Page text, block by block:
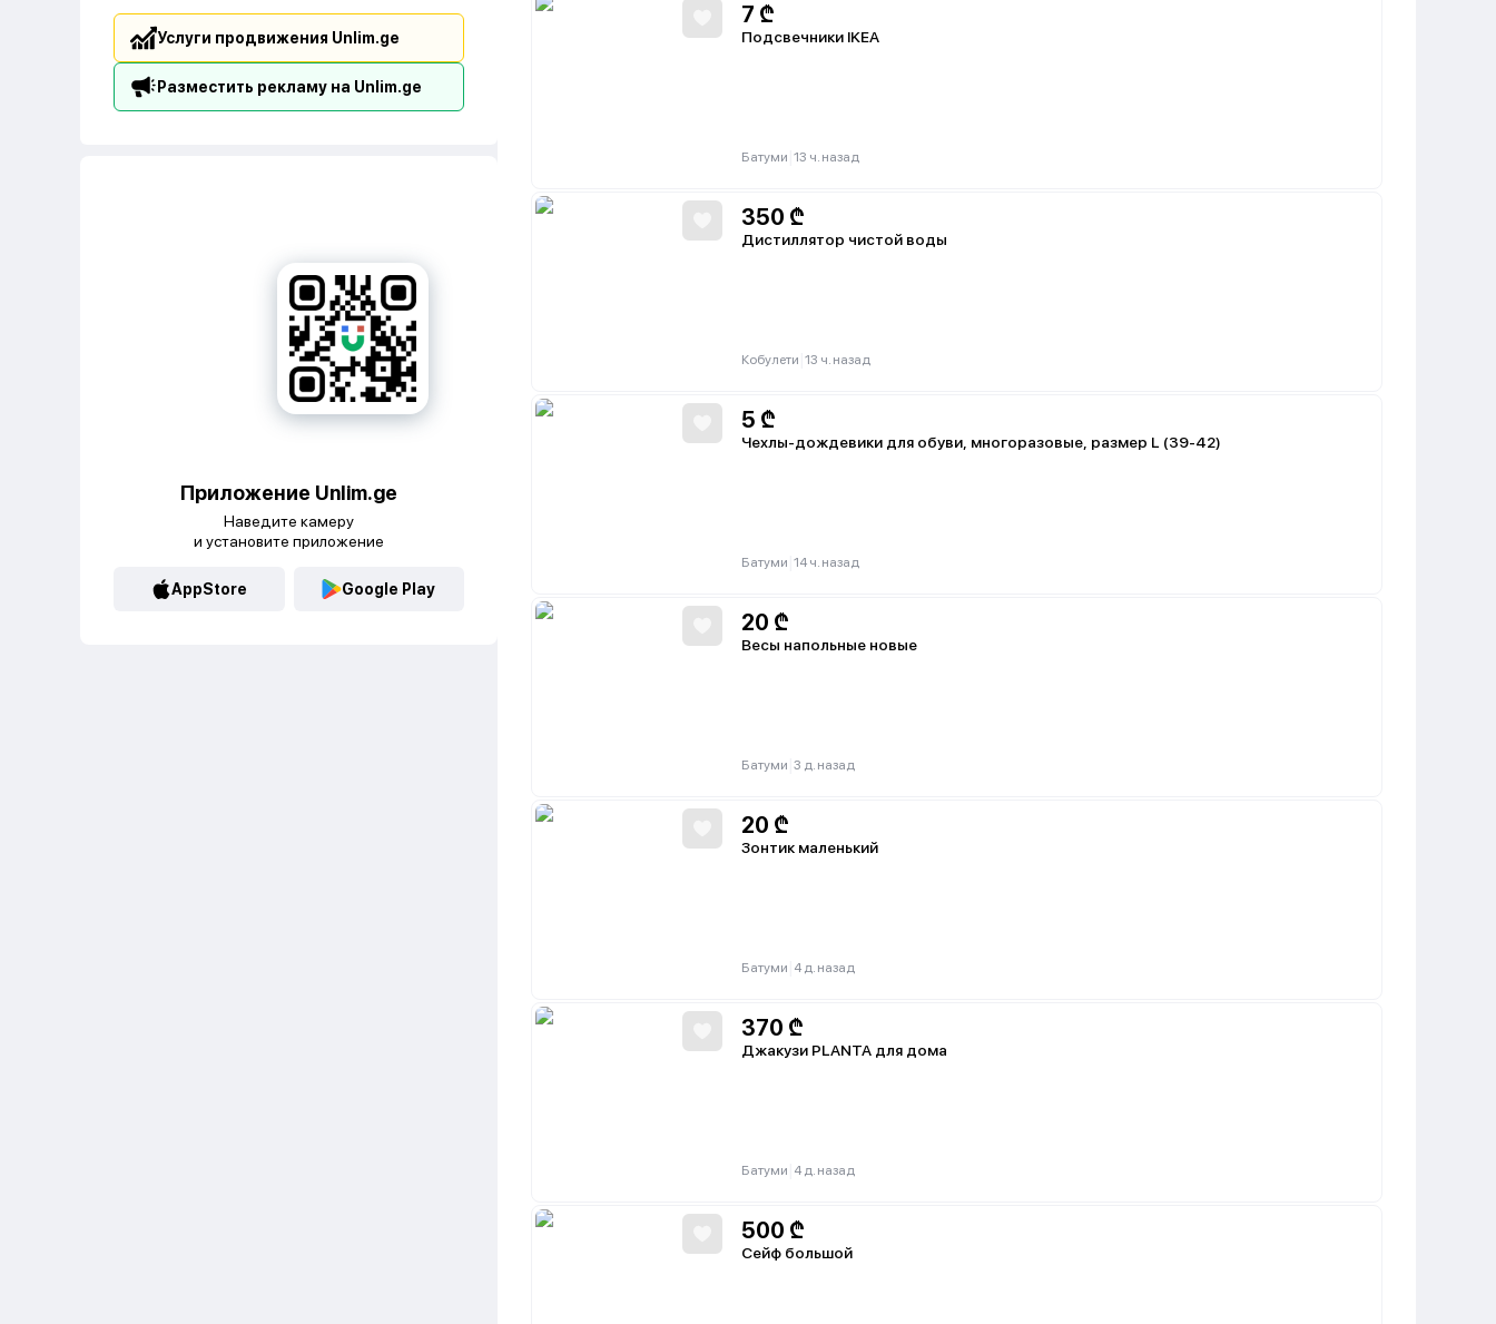
Услуги продвижения Unlim.ge
Разместить рекламу на Unlim.ge
Приложение Unlim.ge
Наведите камеру
и установите приложение
AppStore Google Play
7 ₾
Подсвечники IKEA
Батуми 13 ч. назад
350 ₾
Дистиллятор чистой воды
Кобулети 13 ч. назад
5 ₾
Чехлы-дождевики для обуви, многоразовые, размер L (39-42)
Батуми 14 ч. назад
20 ₾
Весы напольные новые
Батуми 3 д. назад
20 ₾
Зонтик маленький
Батуми 4 д. назад
370 ₾
Джакузи PLANTA для дома
Батуми 4 д. назад
500 ₾
Сейф большой